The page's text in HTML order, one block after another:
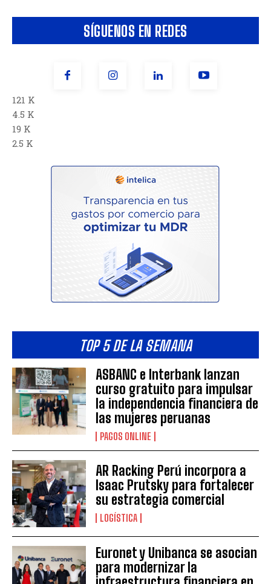
SÍGUENOS EN REDES
121 K
4.5 K
19 K
2.5 K
TOP 5 DE LA SEMANA
ASBANC e Interbank lanzan
curso gratuito para impulsar
la independencia financiera de
las mujeres peruanas
PAGOS ONLINE
AR Racking Perú incorpora a
Isaac Prutsky para fortalecer
su estrategia comercial
LOGÍSTICA
Euronet y Unibanca se asocian
para modernizar la